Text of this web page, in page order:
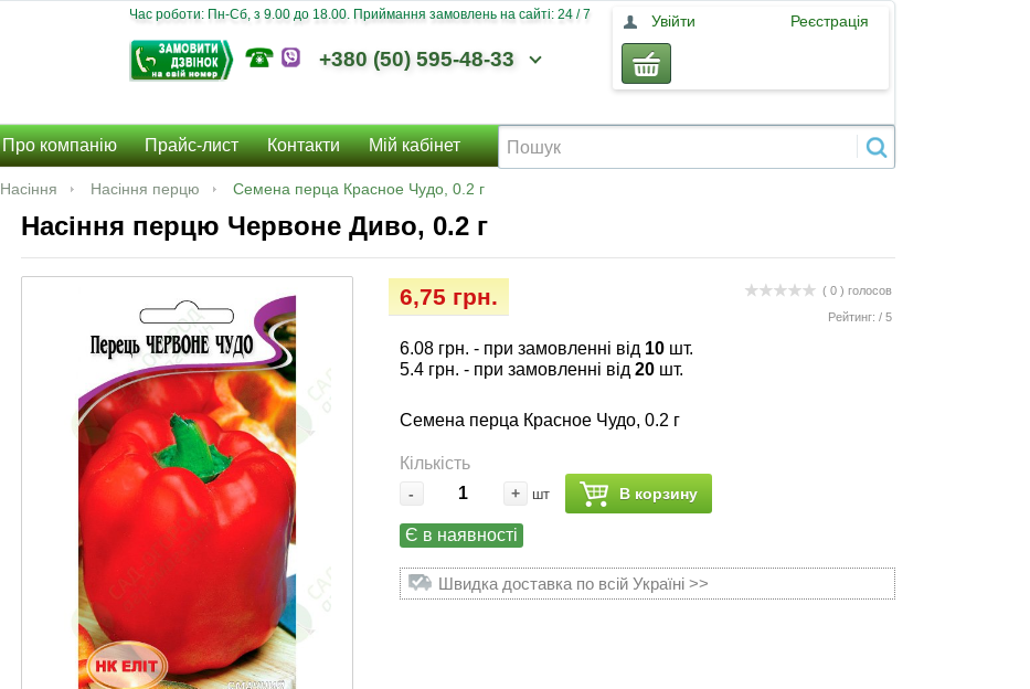
Час роботи: Пн-Сб, з 9.00 до 18.00. Приймання замовлень на сайті: 24 / 7
+380 (50) 595-48-33
Увійти Реєстрація
Про компанію Прайс-лист Контакти Мій кабінет
Насіння Насіння перцю Семена перца Красное Чудо, 0.2 г
Насіння перцю Червоне Диво, 0.2 г
( 0 ) голосов
Рейтинг: / 5
6,75 грн.
6.08 грн. - при замовленні від 10шт.
5.4 грн. - при замовленні від 20шт.
Семена перца Красное Чудо, 0.2 г
Кількість
- + шт В корзину
Є в наявності
Швидка доставка по всій Україні >>